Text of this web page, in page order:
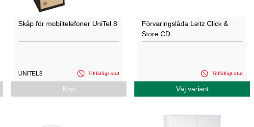
Skåp för mobiltelefoner UniTel 8
UNITEL8 Tillfälligt slut
Köp
Förvaringslåda Leitz Click &
Store CD
Tillfälligt slut
Väj variant